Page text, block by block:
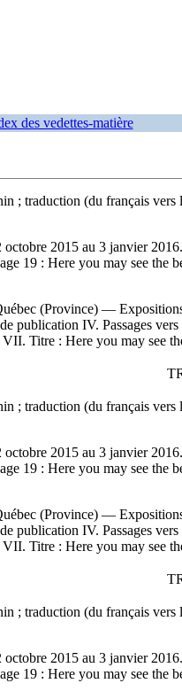
des vedettes-matière
; traduction (du français
octobre 2015 au 3 janvier
19 : Here you may see the
(Province) —
publication IV. Passages
Titre : Here you may see
; traduction (du français
octobre 2015 au 3 janvier
19 : Here you may see the
(Province) —
publication IV. Passages
Titre : Here you may see
; traduction (du français
octobre 2015 au 3 janvier
19 : Here you may see the